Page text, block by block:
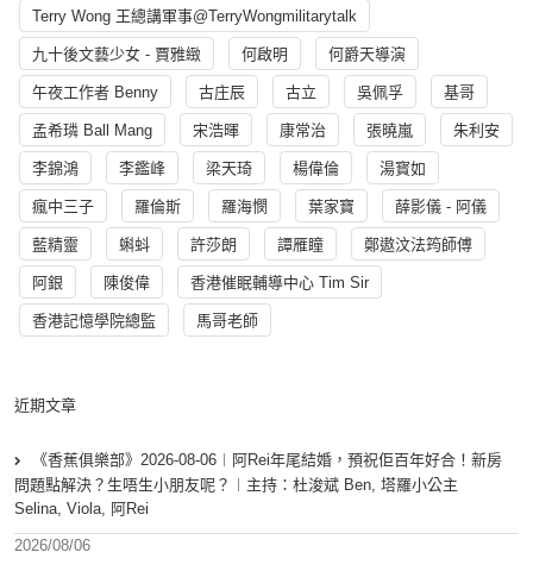
Terry Wong 王總講軍事@TerryWongmilitarytalk
九十後文藝少女 - 賈雅緻 何啟明 何爵天導演
午夜工作者 Benny 古庄辰 古立 吳佩孚 基哥
孟希璘 Ball Mang 宋浩暉 康常治 張曉嵐 朱利安
李錦鴻 李鑑峰 梁天琦 楊偉倫 湯寳如
瘋中三子 羅倫斯 羅海憫 葉家寶 薛影儀 - 阿儀
藍精靈 蝌蚪 許莎朗 譚雁瞳 鄭遨汶法筠師傅
阿銀 陳俊偉 香港催眠輔導中心 Tim Sir
香港記憶學院總監 馬哥老師
近期文章
《香蕉俱樂部》2026-08-06︱阿Rei年尾結婚，預祝佢百年好合！新房
問題點解決？生唔生小朋友呢？︱主持：杜浚斌 Ben, 塔羅小公主
Selina, Viola, 阿Rei
2026/08/06